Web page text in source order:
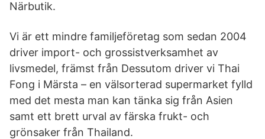
Närbutik.
Vi är ett mindre familjeföretag som sedan 2004
driver import- och grossistverksamhet av
livsmedel, främst från Dessutom driver vi Thai
Fong i Märsta – en välsorterad supermarket fylld
med det mesta man kan tänka sig från Asien
samt ett brett urval av färska frukt- och
grönsaker från Thailand.